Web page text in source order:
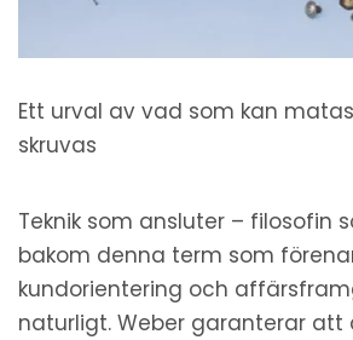
Ett urval av vad som kan
skruvas
Teknik som ansluter – filosofin
bakom denna term som
kundorientering och
naturligt. Weber garanterar att